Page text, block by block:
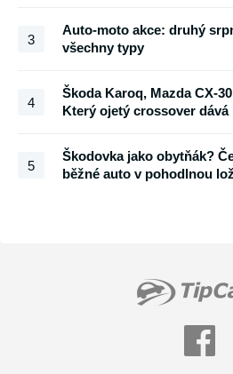
3
Auto-moto akce: druhý
všechny typy
4
Škoda Karoq, Mazda CX-
Který ojetý crossover
5
Škodovka jako obytňák?
běžné auto v pohodlnou